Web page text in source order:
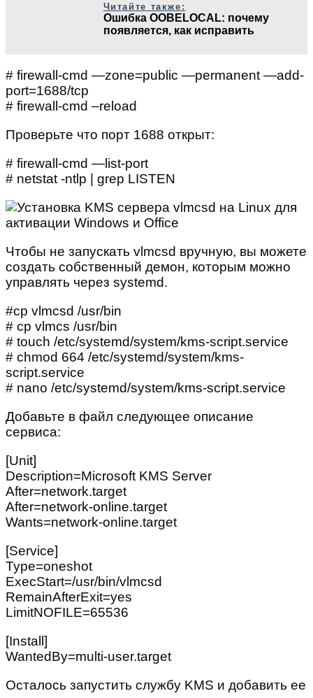
Читайте также:
Ошибка OOBELOCAL: почему
появляется, как исправить
# firewall-cmd —zone=public —permanent —add-
port=1688/tcp
# firewall-cmd –reload
Проверьте что порт 1688 открыт:
# firewall-cmd —list-port
# netstat -ntlp | grep LISTEN
Чтобы не запускать vlmcsd вручную, вы можете
создать собственный демон, которым можно
управлять через systemd.
#cp vlmcsd /usr/bin
# cp vlmcs /usr/bin
# touch /etc/systemd/system/kms-script.service
# chmod 664 /etc/systemd/system/kms-
script.service
# nano /etc/systemd/system/kms-script.service
Добавьте в файл следующее описание
сервиса:
[Unit]
Description=Microsoft KMS Server
After=network.target
After=network-online.target
Wants=network-online.target
[Service]
Type=oneshot
ExecStart=/usr/bin/vlmcsd
RemainAfterExit=yes
LimitNOFILE=65536
[Install]
WantedBy=multi-user.target
Осталось запустить службу KMS и добавить ее